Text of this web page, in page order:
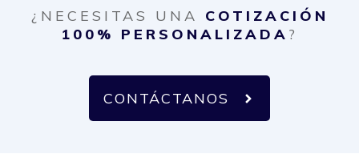
¿NECESITAS UNA COTIZACIÓN
100% PERSONALIZADA ?
CONTÁCTANOS